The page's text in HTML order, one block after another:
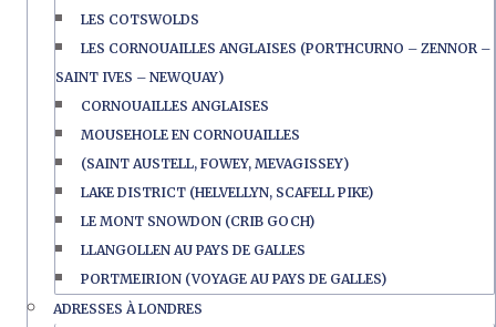
LES COTSWOLDS
LES CORNOUAILLES ANGLAISES (PORTHCURNO – ZENNOR –
SAINT IVES – NEWQUAY)
CORNOUAILLES ANGLAISES
MOUSEHOLE EN CORNOUAILLES
(SAINT AUSTELL, FOWEY, MEVAGISSEY)
LAKE DISTRICT (HELVELLYN, SCAFELL PIKE)
LE MONT SNOWDON (CRIB GOCH)
LLANGOLLEN AU PAYS DE GALLES
PORTMEIRION (VOYAGE AU PAYS DE GALLES)
ADRESSES À LONDRES